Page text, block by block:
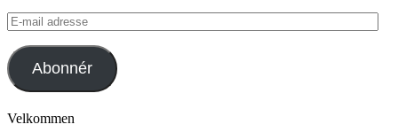
E-
mail
adresse
Abonnér
Velkommen